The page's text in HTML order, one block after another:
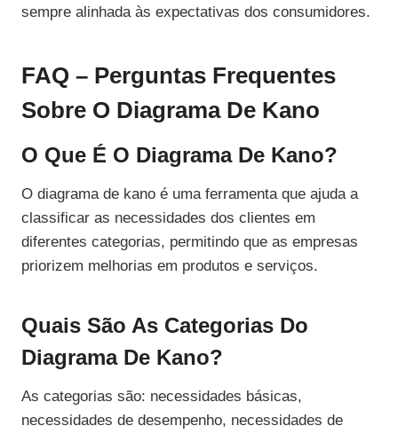
sempre alinhada às expectativas dos consumidores.
FAQ – Perguntas Frequentes
Sobre O Diagrama De Kano
O Que É O Diagrama De Kano?
O diagrama de kano é uma ferramenta que ajuda a
classificar as necessidades dos clientes em
diferentes categorias, permitindo que as empresas
priorizem melhorias em produtos e serviços.
Quais São As Categorias Do
Diagrama De Kano?
As categorias são: necessidades básicas,
necessidades de desempenho, necessidades de